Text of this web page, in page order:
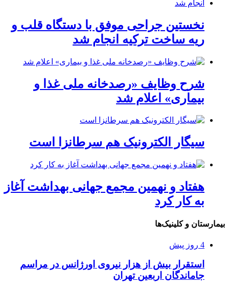
نخستین جراحی موفق با دستگاه قلب و
ریه ساخت ترکیه انجام شد
شرح وظایف «رصدخانه ملی غذا و
بیماری» اعلام شد
سیگار الکترونیک هم سرطانزا است
هفتاد و نهمین مجمع جهانی بهداشت آغاز
به کار کرد
بیمارستان و کلینیک‌ها
4 روز پیش
استقرار بیش از هزار نیروی اورژانس در مراسم
جاماندگان اربعین تهران